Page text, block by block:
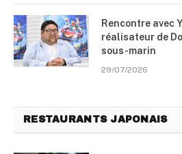
Rencontre avec
réalisateur de
sous-marin
29/07/2026
RESTAURANTS JAPONAIS